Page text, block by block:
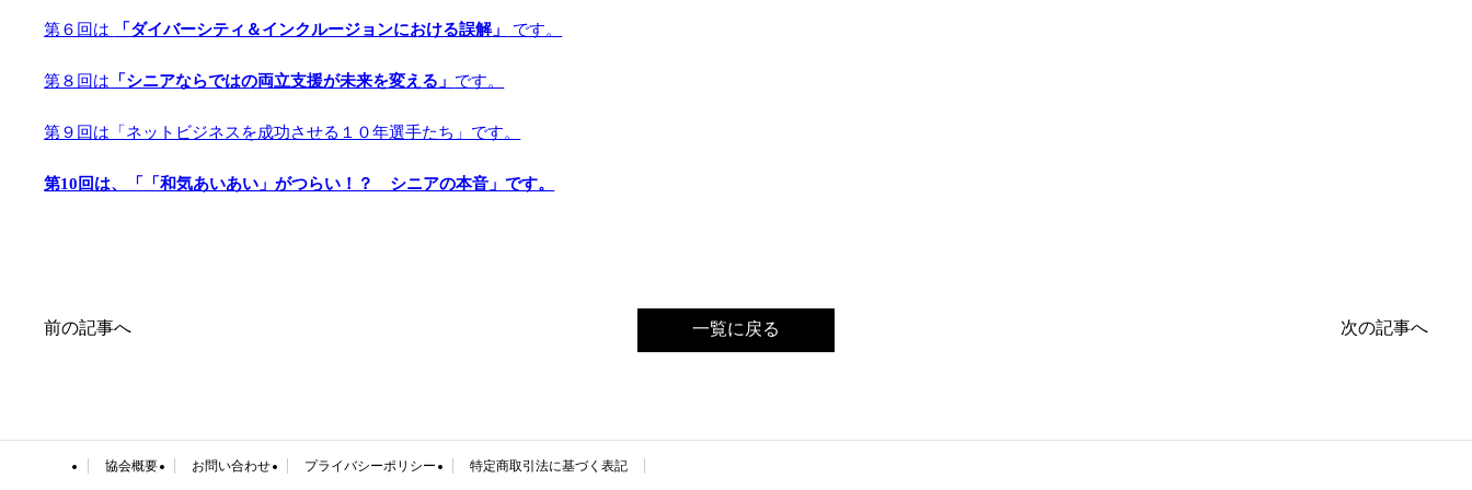
第６回は 「ダイバーシティ＆インクルージョンにおける誤解」 です。
第８回は 「シニアならではの両立支援が未来を変える」 です。
第９回は「ネットビジネスを成功させる１０年選手たち」です。
第10回は、「「和気あいあい」がつらい！？ シニアの本音」です。
前の記事へ 一覧に戻る 次の記事へ
協会概要 お問い合わせ プライバシーポリシー 特定商取引法に基づく表記